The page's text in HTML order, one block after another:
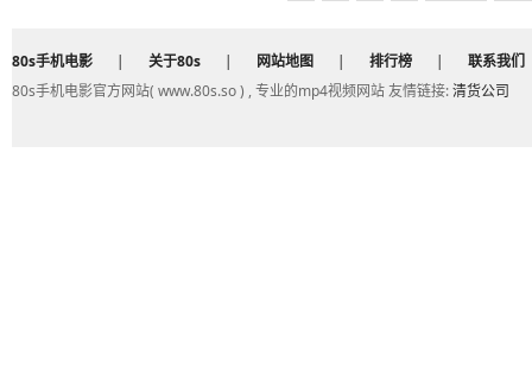
80s手机电影 | 关于80s | 网站地图 | 排行榜 |
联系我们
80s手机电影官方网站( www.80s.so ) , 专业的mp4视频网站 友情链接:清货公司